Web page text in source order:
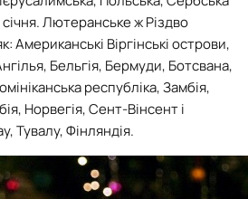
Лютеранське ж Різдво
Американські Віргінські острови,
Бельгія, Бермуди, Ботсвана,
республіка, Замбія,
Норвегія, Сент-Вінсент і
Тувалу, Фінляндія.